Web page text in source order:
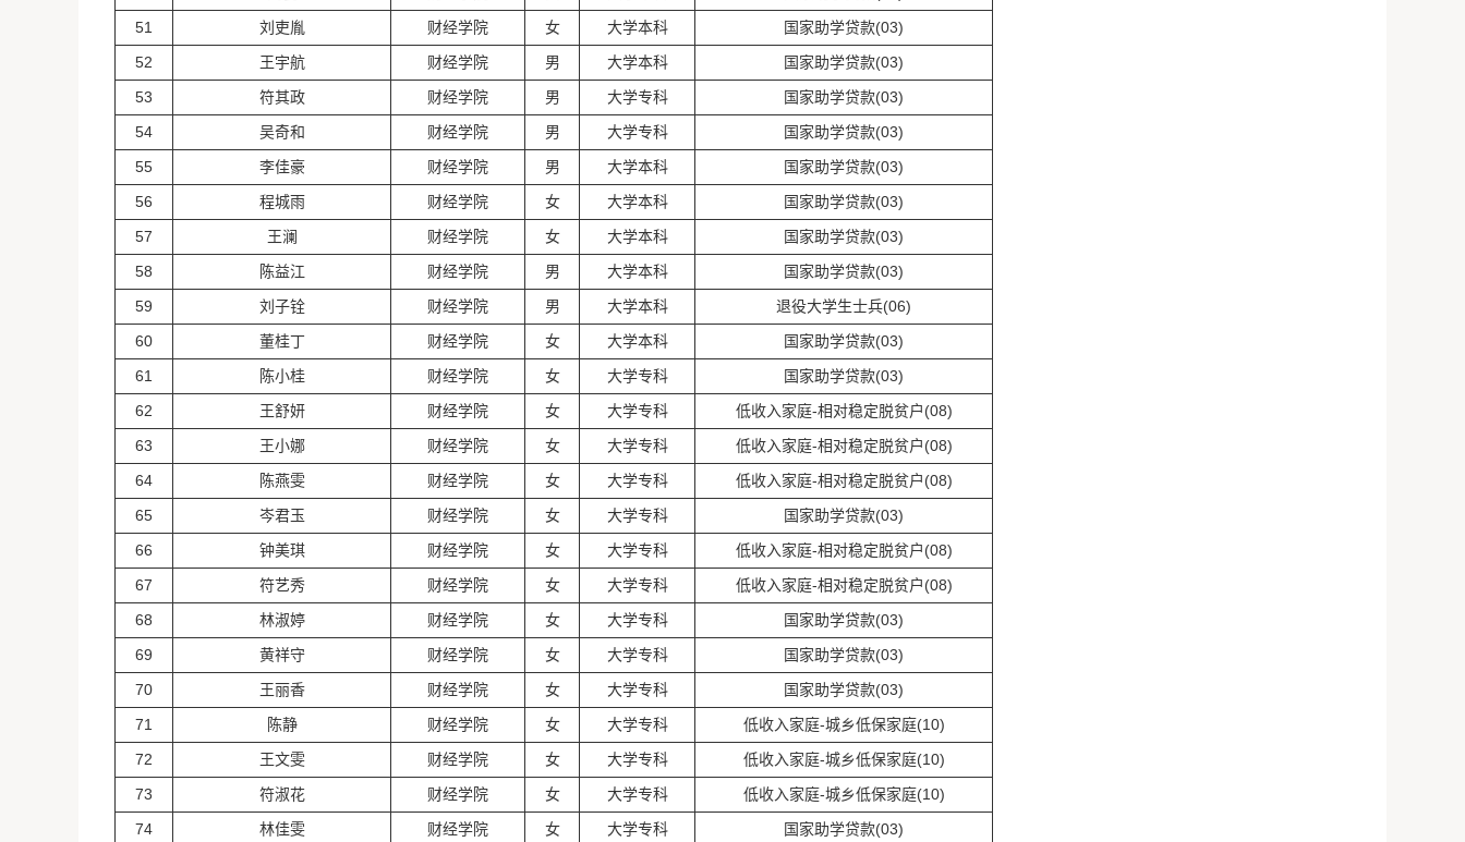
51
刘吏胤 财经学院 女 大学本科
国家助学贷款(03)
52
王宇航 财经学院 男 大学本科
国家助学贷款(03)
53
符其政 财经学院 男 大学专科
国家助学贷款(03)
54
吴奇和 财经学院 男 大学专科
国家助学贷款(03)
55
李佳豪 财经学院 男 大学本科
国家助学贷款(03)
56
程城雨 财经学院 女 大学本科
国家助学贷款(03)
57
王澜 财经学院 女 大学本科
国家助学贷款(03)
58
陈益江 财经学院 男 大学本科
国家助学贷款(03)
59
刘子铨 财经学院 男 大学本科
退役大学生士兵(06)
60
董桂丁 财经学院 女 大学本科
国家助学贷款(03)
61
陈小桂 财经学院 女 大学专科
国家助学贷款(03)
62
王舒妍 财经学院 女 大学专科
低收入家庭-相对稳定脱贫户(08)
63
王小娜 财经学院 女 大学专科
低收入家庭-相对稳定脱贫户(08)
64
陈燕雯 财经学院 女 大学专科
低收入家庭-相对稳定脱贫户(08)
65
岑君玉 财经学院 女 大学专科
国家助学贷款(03)
66
钟美琪 财经学院 女 大学专科
低收入家庭-相对稳定脱贫户(08)
67
符艺秀 财经学院 女 大学专科
低收入家庭-相对稳定脱贫户(08)
68
林淑婷 财经学院 女 大学专科
国家助学贷款(03)
69
黄祥守 财经学院 女 大学专科
国家助学贷款(03)
70
王丽香 财经学院 女 大学专科
国家助学贷款(03)
71
陈静 财经学院 女 大学专科
低收入家庭-城乡低保家庭(10)
72
王文雯 财经学院 女 大学专科
低收入家庭-城乡低保家庭(10)
73
符淑花 财经学院 女 大学专科
低收入家庭-城乡低保家庭(10)
74
林佳雯 财经学院 女 大学专科
国家助学贷款(03)